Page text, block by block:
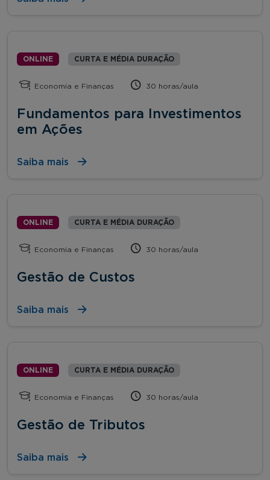
ONLINE CURTA E MÉDIA DURAÇÃO
Economia e Finanças 30 horas/aula
Fundamentos para Investimentos
em Ações
Saiba mais
ONLINE CURTA E MÉDIA DURAÇÃO
Economia e Finanças 30 horas/aula
Gestão de Custos
Saiba mais
ONLINE CURTA E MÉDIA DURAÇÃO
Economia e Finanças 30 horas/aula
Gestão de Tributos
Saiba mais